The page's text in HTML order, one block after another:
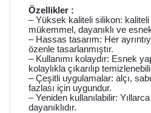
Özellikler :
– Yüksek kaliteli silikon:
mükemmel, dayanıklı ve
– Hassas tasarım: Her
özenle tasarlanmıştır.
– Kullanımı kolaydır: Esnek
kolaylıkla çıkarılıp
– Çeşitli uygulamalar: alçı,
fazlası için uygundur.
– Yeniden kullanılabilir:
dayanıklıdır.